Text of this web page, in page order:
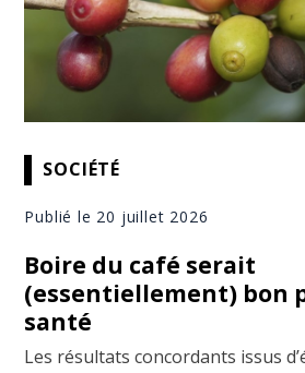
SOCIÉTÉ
Publié le 20 juillet 2026
Boire du café serait
(essentiellement) bon
santé
Les résultats concordants issus